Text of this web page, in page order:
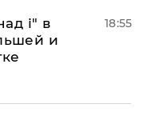
і" в
и
18:55